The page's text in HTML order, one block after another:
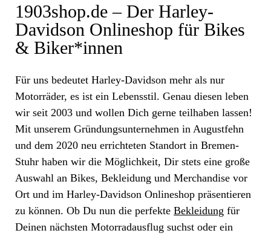
1903shop.de – Der Harley-
Davidson Onlineshop für Bikes
& Biker*innen
Für uns bedeutet Harley-Davidson mehr als nur
Motorräder, es ist ein Lebensstil. Genau diesen leben
wir seit 2003 und wollen Dich gerne teilhaben lassen!
Mit unserem Gründungsunternehmen in Augustfehn
und dem 2020 neu errichteten Standort in Bremen-
Stuhr haben wir die Möglichkeit, Dir stets eine große
Auswahl an Bikes, Bekleidung und Merchandise vor
Ort und im Harley-Davidson Onlineshop präsentieren
zu können. Ob Du nun die perfekteBekleidung für
Deinen nächsten Motorradausflug suchst oder ein